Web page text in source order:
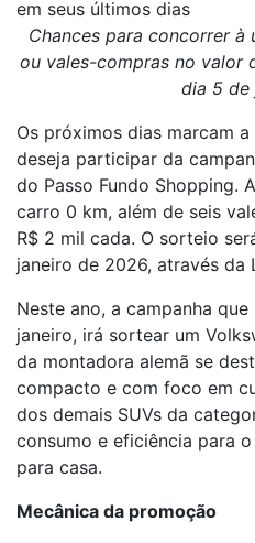
em seus últimos dias
Chances para concorrer à
ou vales-compras no valor
dia 5 de
Os próximos dias marcam
deseja participar da
do Passo Fundo Shopping.
carro 0 km, além de seis
R$ 2 mil cada. O sorteio
janeiro de 2026, através da
Neste ano, a campanha
janeiro, irá sortear um
da montadora alemã se
compacto e com foco em
dos demais SUVs da
consumo e eficiência para
para casa.
Mecânica da promoção